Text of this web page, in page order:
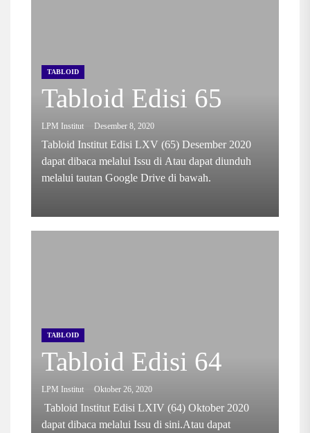
TABLOID
Tabloid Edisi 65
LPM Institut Desember 8, 2020
Tabloid Institut Edisi LXV (65) Desember 2020
dapat dibaca melalui Issu di Atau dapat diunduh
melalui tautan Google Drive di bawah.
TABLOID
Tabloid Edisi 64
LPM Institut Oktober 26, 2020
Tabloid Institut Edisi LXIV (64) Oktober 2020
dapat dibaca melalui Issu di sini.Atau dapat